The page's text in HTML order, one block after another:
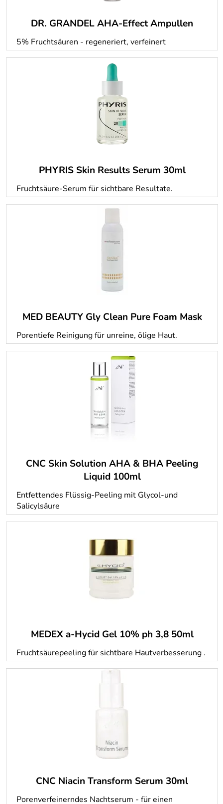
DR. GRANDEL AHA-Effect Ampullen
5% Fruchtsäuren - regeneriert, verfeinert
PHYRIS Skin Results Serum 30ml
Fruchtsäure-Serum für sichtbare Resultate.
MED BEAUTY Gly Clean Pure Foam Mask
Porentiefe Reinigung für unreine, ölige Haut.
CNC Skin Solution AHA & BHA Peeling
Liquid 100ml
Entfettendes Flüssig-Peeling mit Glycol-und
Salicylsäure
MEDEX a-Hycid Gel 10% ph 3,8 50ml
Fruchtsäurepeeling für sichtbare Hautverbesserung .
CNC Niacin Transform Serum 30ml
Porenverfeinerndes Nachtserum - für einen